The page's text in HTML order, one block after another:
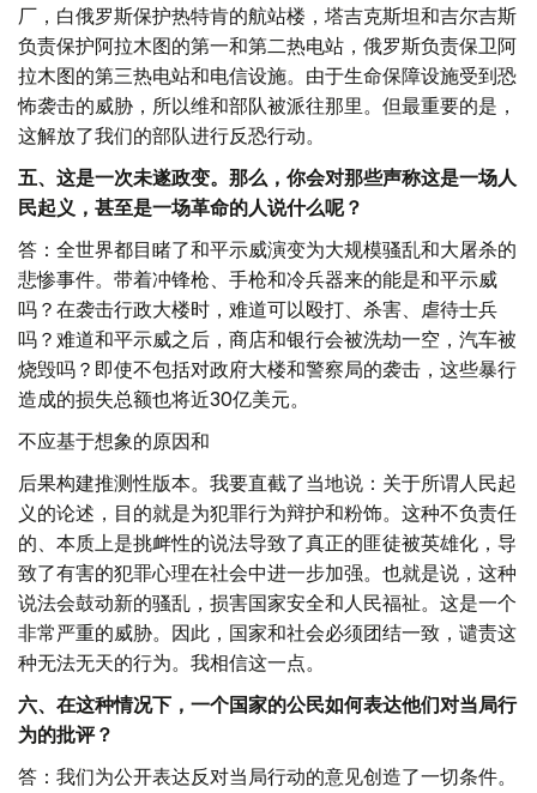
厂，白俄罗斯保护热特肯的航站楼，塔吉克斯坦和吉尔吉斯
负责保护阿拉木图的第一和第二热电站，俄罗斯负责保卫阿
拉木图的第三热电站和电信设施。由于生命保障设施受到恐
怖袭击的威胁，所以维和部队被派往那里。但最重要的是，
这解放了我们的部队进行反恐行动。
五、这是一次未遂政变。那么，你会对那些声称这是一场人
民起义，甚至是一场革命的人说什么呢？
答：全世界都目睹了和平示威演变为大规模骚乱和大屠杀的
悲惨事件。带着冲锋枪、手枪和冷兵器来的能是和平示威
吗？在袭击行政大楼时，难道可以殴打、杀害、虐待士兵
吗？难道和平示威之后，商店和银行会被洗劫一空，汽车被
烧毁吗？即使不包括对政府大楼和警察局的袭击，这些暴行
造成的损失总额也将近30亿美元。
不应基于想象的原因和
后果构建推测性版本。我要直截了当地说：关于所谓人民起
义的论述，目的就是为犯罪行为辩护和粉饰。这种不负责任
的、本质上是挑衅性的说法导致了真正的匪徒被英雄化，导
致了有害的犯罪心理在社会中进一步加强。也就是说，这种
说法会鼓动新的骚乱，损害国家安全和人民福祉。这是一个
非常严重的威胁。因此，国家和社会必须团结一致，谴责这
种无法无天的行为。我相信这一点。
六、在这种情况下，一个国家的公民如何表达他们对当局行
为的批评？
答：我们为公开表达反对当局行动的意见创造了一切条件。